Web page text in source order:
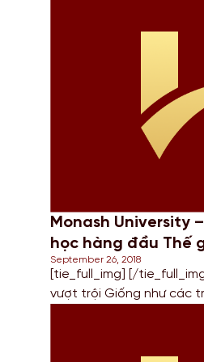
Monash University
học hàng đầu Thế
September 26, 2018
[tie_full_img] [/
vượt trội Giống như các